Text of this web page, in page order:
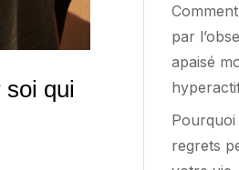
qui
par
apaisé
regrets